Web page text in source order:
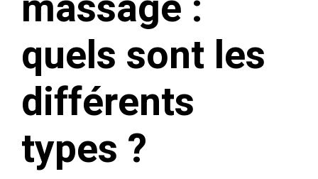
quels sont les
différents
types ?